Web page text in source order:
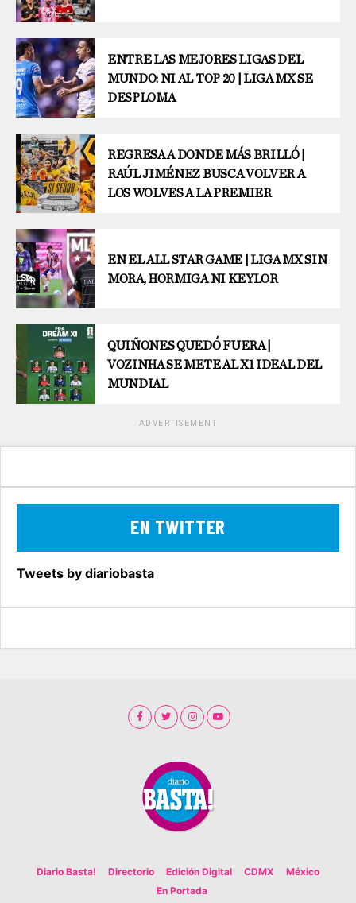
ENTRE LAS MEJORES LIGAS DEL
MUNDO: NI AL TOP 20 | LIGA MX SE
DESPLOMA
REGRESA A DONDE MÁS BRILLÓ |
RAÚL JIMÉNEZ BUSCA VOLVER A
LOS WOLVES A LA PREMIER
EN EL ALL STAR GAME | LIGA MX SIN
MORA, HORMIGA NI KEYLOR
QUIÑONES QUEDÓ FUERA |
VOZINHA SE METE AL X1 IDEAL DEL
MUNDIAL
ADVERTISEMENT
EN TWITTER
Tweets by diariobasta
Diario Basta! Directorio Edición Digital CDMX
México
En Portada